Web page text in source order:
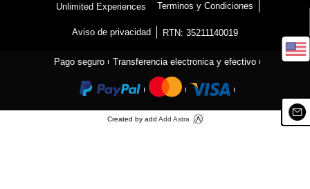
Unlimited Experiences Terminos y Condiciones
Aviso de privacidad RTN: 35211140019
Pago seguro Transferencia electronica y efectivo
Created by add Add Astra